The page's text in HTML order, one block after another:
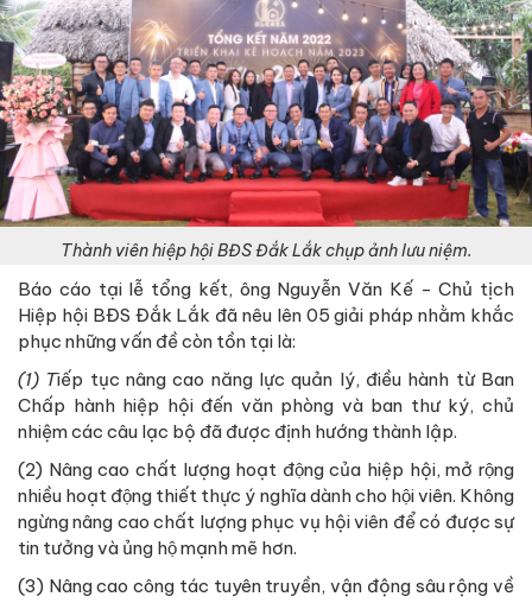
Thành viên hiệp hội BĐS Đắk Lắk chụp ảnh lưu niệm.
Báo cáo tại lễ tổng kết, ông Nguyễn Văn Kế - Chủ tịch
Hiệp hội BĐS Đắk Lắk đã nêu lên 05 giải pháp nhằm khắc
phục những vấn đề còn tồn tại là:
(1) Tiếp tục nâng cao năng lực quản lý, điều hành từ Ban
Chấp hành hiệp hội đến văn phòng và ban thư ký, chủ
nhiệm các câu lạc bộ đã được định hướng thành lập.
(2) Nâng cao chất lượng hoạt động của hiệp hội, mở rộng
nhiều hoạt động thiết thực ý nghĩa dành cho hội viên. Không
ngừng nâng cao chất lượng phục vụ hội viên để có được sự
tin tưởng và ủng hộ mạnh mẽ hơn.
(3) Nâng cao công tác tuyên truyền, vận động sâu rộng về